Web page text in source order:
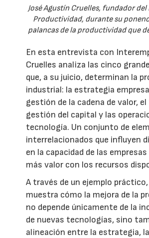
José Agustín Cruelles, fundador
Productividad, durante su
palancas de la productividad que
En esta entrevista con
Cruelles analiza las cinco
que, a su juicio, determinan la
industrial: la estrategia
gestión de la cadena de valor,
gestión del capital y las
tecnología. Un conjunto de
interrelacionados que influyen
en la capacidad de las
más valor con los recursos
A través de un ejemplo
muestra cómo la mejora de la
no depende únicamente de la
de nuevas tecnologías, sino
alineación entre la estrategia,